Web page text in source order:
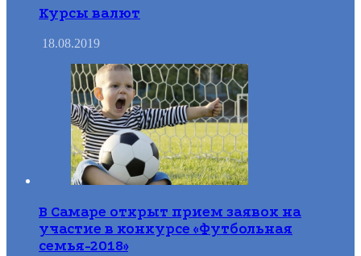
Курсы валют
18.08.2019
В Самаре открыт прием заявок на
участие в конкурсе «Футбольная
семья-2018»